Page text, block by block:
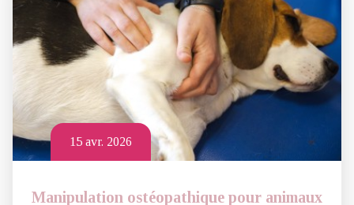
15 avr. 2026
Manipulation ostéopathique pour animaux